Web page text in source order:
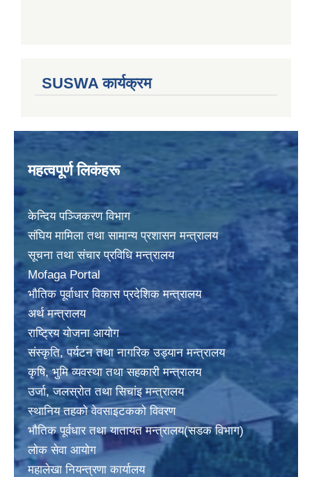
SUSWA कार्यक्रम
महत्वपूर्ण लिकंहरू
केन्दिय पञ्जिकरण विभाग
संघिय मामिला तथा सामान्य प्रशासन मन्त्रालय
सूचना तथा संचार प्रविधि मन्त्रालय
Mofaga Portal
भाैतिक पूर्वाधार विकास प्रदेशिक मन्त्रालय
अर्थ मन्त्रालय
राष्ट्रिय योजना आयोग
संस्कृति, पर्यटन तथा नागरिक उड्यान मन्त्रालय
कृषि, भुमि व्यवस्था तथा सहकारी मन्त्रालय
उर्जा, जलस्राेत तथा सिचांइ मन्त्रालय
स्थानिय तहकाे वेवसाइटककाे विवरण
भाैतिक पूर्वधार तथा यातायत मन्त्रालय(सडक विभाग)
लाेक सेवा आयोग
महालेखा नियन्त्रणा कार्यालय